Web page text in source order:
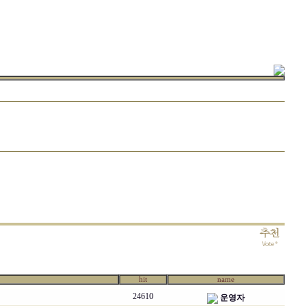
hit name
24610 운영자